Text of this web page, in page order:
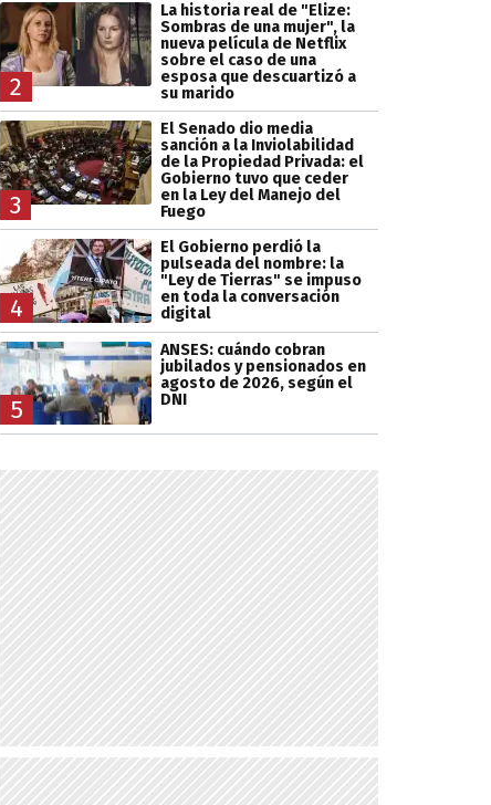
2
La historia real de "Elize:
Sombras de una mujer", la
nueva película de Netflix
sobre el caso de una
esposa que descuartizó a
su marido
3
El Senado dio media
sanción a la Inviolabilidad
de la Propiedad Privada: el
Gobierno tuvo que ceder
en la Ley del Manejo del
Fuego
4
El Gobierno perdió la
pulseada del nombre: la
"Ley de Tierras" se impuso
en toda la conversación
digital
5
ANSES: cuándo cobran
jubilados y pensionados en
agosto de 2026, según el
DNI